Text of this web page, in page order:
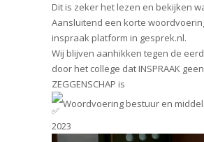
Dit is zeker het lezen en bekijken
Aansluitend een korte
inspraak platform in gesprek.nl.
Wij blijven aanhikken tegen de
door het college dat INSPRAAK geen
ZEGGENSCHAP is
Woordvoering bestuur en
2023